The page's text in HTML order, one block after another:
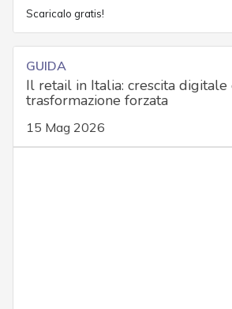
Scaricalo gratis!
GUIDA
Il retail in Italia: crescita digitale
trasformazione forzata
15 Mag 2026